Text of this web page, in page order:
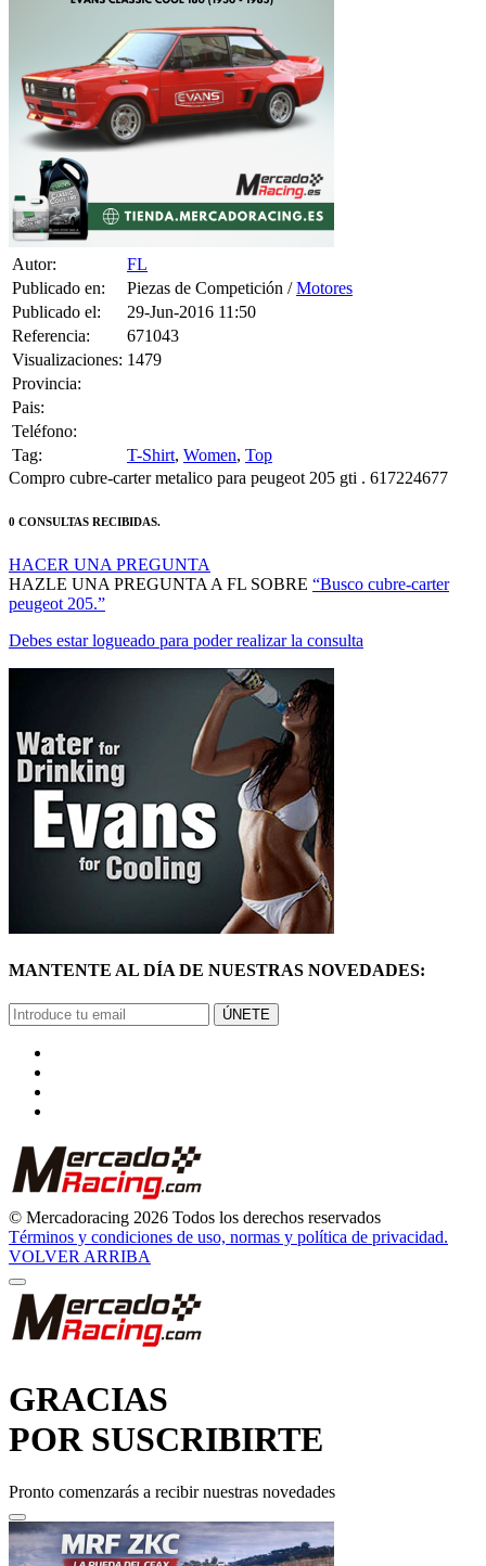
671043
Visualizaciones: 1479
Provincia:
Pais:
Teléfono:
Tag:
Compro cubre-carter metalico para peugeot 205 gti . 617224677
0 CONSULTAS RECIBIDAS.
HACER UNA PREGUNTA
HAZLE UNA PREGUNTA A FL SOBRE“Busco cubre-carter
peugeot 205.”
Debes estar logueado para poder realizar la consulta
MANTENTE AL DÍA DE NUESTRAS NOVEDADES:
ÚNETE
© Mercadoracing 2026 Todos los derechos reservados
Términos y condiciones de uso, normas y política de privacidad.
GRACIAS
POR SUSCRIBIRTE
Pronto comenzarás a recibir nuestras novedades